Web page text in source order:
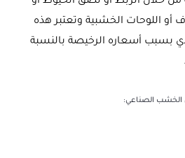
أو اللوحات الخشبية وتعتبر هذه
أسعاره الرخيصة بالنسبة
الصناعي: